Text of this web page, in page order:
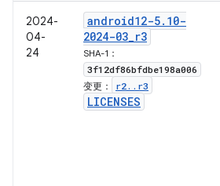
2024-
04-
24
android12-5. 10-
2024-03_r3
SHA-1：
3f12df86bfdbe198a006
变更： r2. . r3
LICENSES